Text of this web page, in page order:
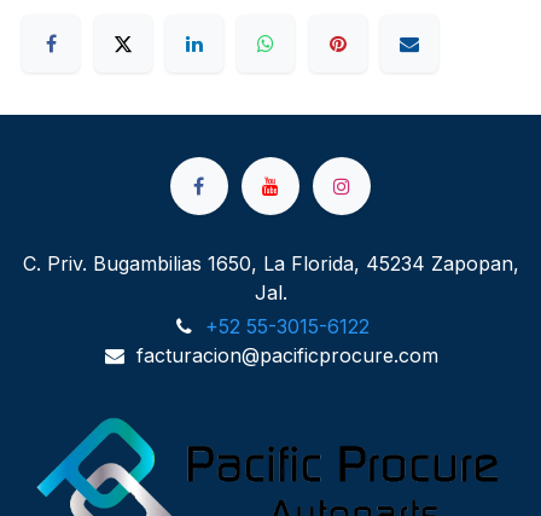
C. Priv. Bugambilias 1650, La Florida, 45234 Zapopan,
Jal.
+52 55-3015-6122
facturacion@pacificprocure.com